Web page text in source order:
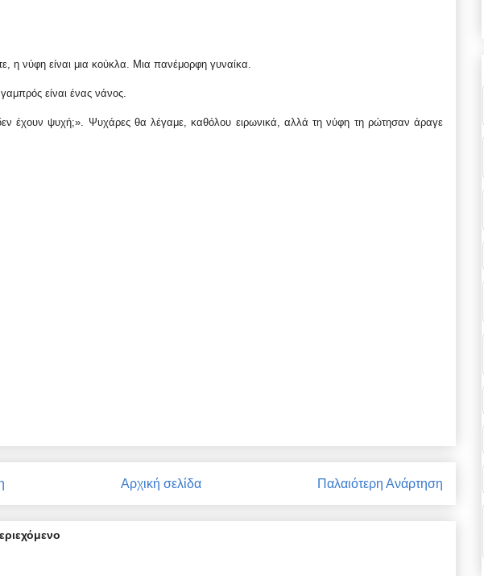
η νύφη είναι μια κούκλα. Μια πανέμορφη γυναίκα.
είναι ένας νάνος.
έχουν ψυχή;». Ψυχάρες θα λέγαμε, καθόλου ειρωνικά, αλλά τη νύφη τη ρώτησαν άραγε
Παλαιότερη Ανάρτηση
Αρχική σελίδα